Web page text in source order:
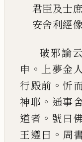
君臣及士庶
安舍利經像
破邪論云
申 。 上夢金
行殿前 。忻
神耶 。 通事
道者 。 號曰
王遵曰 。 周